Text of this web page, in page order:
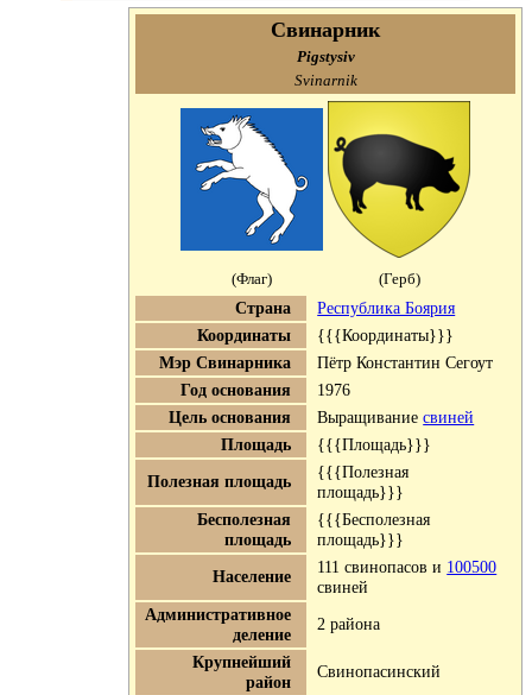
Свинарник
Pigstysiv
Svinarnik
(Флаг) (Герб)
Страна
Республика Боярия
Координаты
{{{Координаты}}}
Мэр Свинарника
Пётр Константин Сегоут
Год основания
1976
Цель основания
Выращиваниесвиней
Площадь
{{{Площадь}}}
Полезная площадь
{{{Полезная
площадь}}}
Бесполезная
площадь
{{{Бесполезная
площадь}}}
Население
111 свинопасов и 100500
свиней
Административное
деление
2 района
Крупнейший
район
Свинопасинский